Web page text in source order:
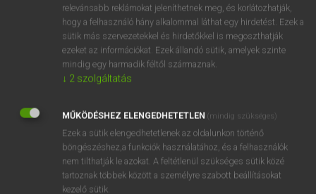
beta-blocker
relevánsabb reklámokat jeleníthetnek meg, és korlátozhatják,
hogy a felhasználó hány alkalommal láthat egy hirdetést. Ezek a
sütik más szervezetekkel és hirdetőkkel is megoszthatják
ezeket az információkat. Ezek állandó sütik, amelyek szinte
mindig egy harmadik féltől származnak.
↓ 2 szolgáltatás
MŰKÖDÉSHEZ ELENGEDHETETLEN (mindig szükséges)
Ezek a sütik elengedhetetlenek az oldalunkon történő
böngészéshez,a funkciók használatához, és a felhasználók
nem tilthatják le azokat. A feltétlenül szükséges sütik közé
tartoznak többek között a személyre szabott beállításokat
kezelő sütik.